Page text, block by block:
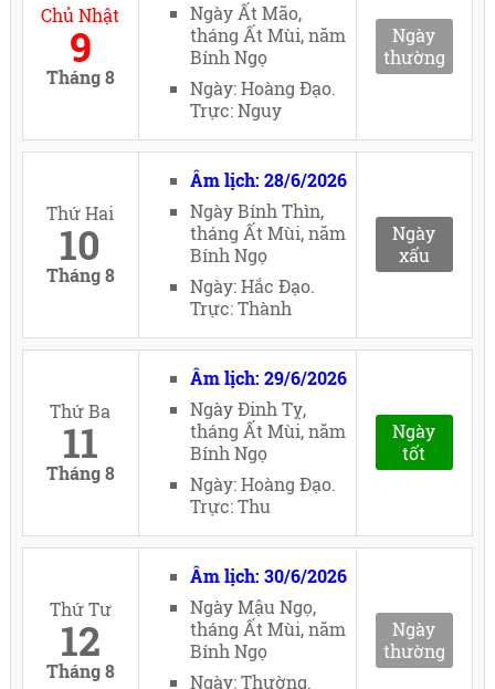
Chủ Nhật
9
Tháng 8
Ngày Ất Mão,
tháng Ất Mùi, năm
Bính Ngọ
Ngày: Hoàng Đạo.
Trực: Nguy
Ngày
thường
Thứ Hai
10
Tháng 8
Âm lịch: 28/6/2026
Ngày Bính Thìn,
tháng Ất Mùi, năm
Bính Ngọ
Ngày: Hắc Đạo.
Trực: Thành
Ngày
xấu
Thứ Ba
11
Tháng 8
Âm lịch: 29/6/2026
Ngày Đinh Tỵ,
tháng Ất Mùi, năm
Bính Ngọ
Ngày: Hoàng Đạo.
Trực: Thu
Ngày
tốt
Thứ Tư
12
Tháng 8
Âm lịch: 30/6/2026
Ngày Mậu Ngọ,
tháng Ất Mùi, năm
Bính Ngọ
Ngày: Thường.
Ngày
thường